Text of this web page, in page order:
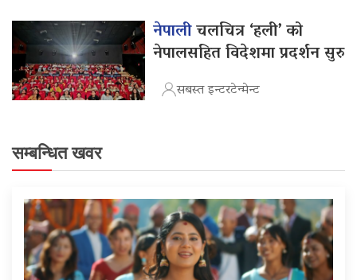
नेपालीचलचित्र ‘हली’ को
नेपालसहित विदेशमा प्रदर्शन सुरु
सबस्त इन्टरटेन्मेन्ट
सम्बन्धित खवर